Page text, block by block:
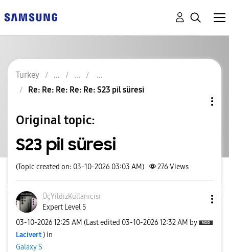
Turkey
Re: Re: Re: Re: Re: S23 pil süresi
Original topic:
S23 pil süresi
(Topic created on: 03-10-2026 03:03 AM) 276 Views
ÜçYıldızKullanıcısı
Expert Level 5
‎03-10-202612:25 AM (Last edited ‎03-10-202612:32 AM by
Lacivert ) in
Galaxy S